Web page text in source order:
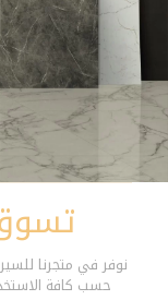
نوفر في متجرنا
حسب كافة